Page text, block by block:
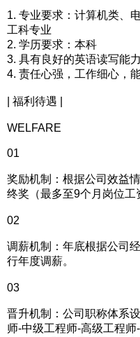
1. 专业要求：计算机类、
工科专业
2. 学历要求：本科
3. 具有良好的英语读写能力
4. 责任心强，工作细心，
| 福利待遇 |
WELFARE
01
奖励机制：根据公司效益
终奖（最多至9个月岗位工
02
调薪机制：年底根据公司
行年度调薪。
03
晋升机制：公司职称体系
师-中级工程师-高级工程